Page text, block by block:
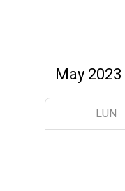
LUN